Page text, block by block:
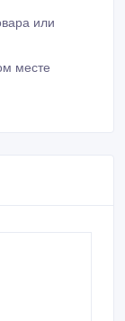
или
месте